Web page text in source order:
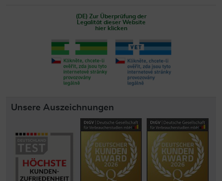
(DE) Zur Überprüfung der
Legalität dieser Website
hier klicken
Unsere Auszeichnungen